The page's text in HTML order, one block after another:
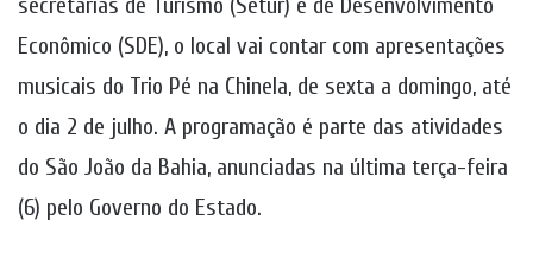
Econômico (SDE), o local vai contar com apresentações
musicais do Trio Pé na Chinela, de sexta a domingo, até
o dia 2 de julho. A programação é parte das atividades
do São João da Bahia, anunciadas na última terça-feira
(6) pelo Governo do Estado.